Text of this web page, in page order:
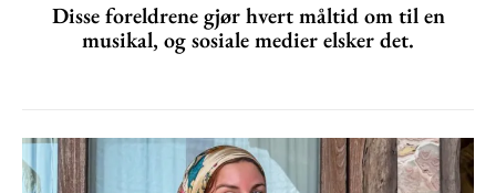
Disse foreldrene gjør hvert måltid om til en
musikal, og sosiale medier elsker det.